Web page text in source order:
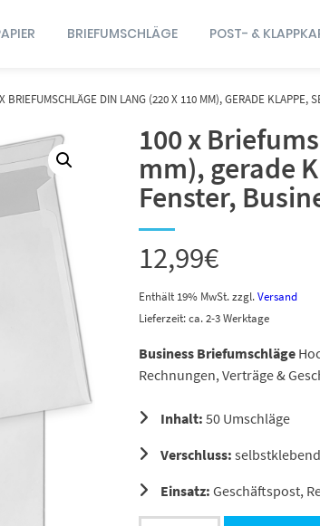
BRIEFUMSCHLÄGE POST- &
BRIEFUMSCHLÄGE DIN LANG (220 X 110 MM), GERADE KLAPPE,
100 x
mm), gerade
Fenster,
12,99€
Enthält 19% MwSt.zzgl.Versand
Lieferzeit: ca. 2-3 Werktage
Business Briefumschläge
Rechnungen, Verträge &
Inhalt: 50 Umschläge
Verschluss:
Einsatz: Geschäftspost,